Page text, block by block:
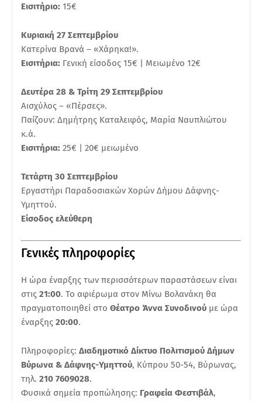
Εισιτήριο: 15€
Κυριακή 27 Σεπτεμβρίου
Κατερίνα Βρανά – «Χάρηκα!».
Εισιτήρια: Γενική είσοδος 15€ | Μειωμένο 12€
Δευτέρα 28 & Τρίτη 29 Σεπτεμβρίου
Αισχύλος – «Πέρσες».
Παίζουν: Δημήτρης Καταλειφός, Μαρία Ναυπλιώτου
κ.ά.
Εισιτήρια: 25€ | 20€ μειωμένο
Τετάρτη 30 Σεπτεμβρίου
Εργαστήρι Παραδοσιακών Χορών Δήμου Δάφνης-
Υμηττού.
Είσοδος ελεύθερη
Γενικές πληροφορίες
Η ώρα έναρξης των περισσότερων παραστάσεων είναι
στις 21:00. Το αφιέρωμα στον Μίνω Βολανάκη θα
πραγματοποιηθεί στο Θέατρο Άννα Συνοδινού με ώρα
έναρξης 20:00.
Πληροφορίες: Διαδημοτικό Δίκτυο Πολιτισμού Δήμων
Βύρωνα & Δάφνης-Υμηττού, Κύπρου 50-54, Βύρωνας,
τηλ. 210 7609028.
Φυσικά σημεία προπώλησης: Γραφεία Φεστιβάλ,